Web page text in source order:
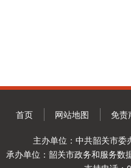
首页 网站地图 免责
主办单位：中共韶关市委
承办单位：韶关市政务和服务